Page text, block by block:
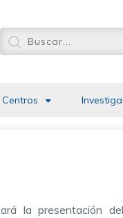
Centros
la presentación